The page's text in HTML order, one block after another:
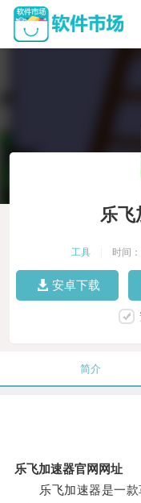
乐飞
工具 时间
安卓下载
简介
乐飞加速器官网网址
乐飞加速器是一款